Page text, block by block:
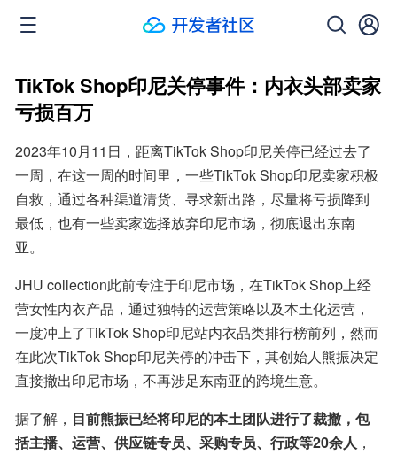
TikTok Shop印尼关停事件：内衣头部卖家
亏损百万
2023年10月11日，距离TikTok Shop印尼关停已经过去了
一周，在这一周的时间里，一些TikTok Shop印尼卖家积极
自救，通过各种渠道清货、寻求新出路，尽量将亏损降到
最低，也有一些卖家选择放弃印尼市场，彻底退出东南
亚。
JHU collection此前专注于印尼市场，在TikTok Shop上经
营女性内衣产品，通过独特的运营策略以及本土化运营，
一度冲上了TikTok Shop印尼站内衣品类排行榜前列，然而
在此次TikTok Shop印尼关停的冲击下，其创始人熊振决定
直接撤出印尼市场，不再涉足东南亚的跨境生意。
据了解， 目前熊振已经将印尼的本土团队进行了裁撤，包
括主播、运营、供应链专员、采购专员、行政等20余人 ，